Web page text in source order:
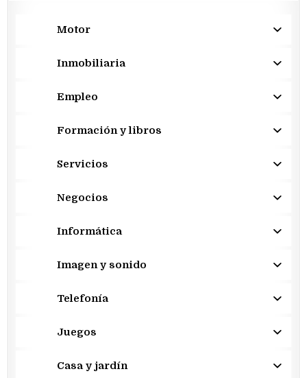
Motor
Inmobiliaria
Empleo
Formación y libros
Servicios
Negocios
Informática
Imagen y sonido
Telefonía
Juegos
Casa y jardín